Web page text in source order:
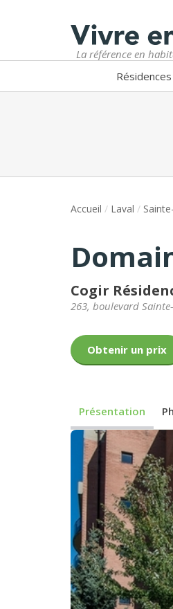
La référence en
Accueil / Laval /
Cogir
263, boulevard
Obtenir un prix
Présentation